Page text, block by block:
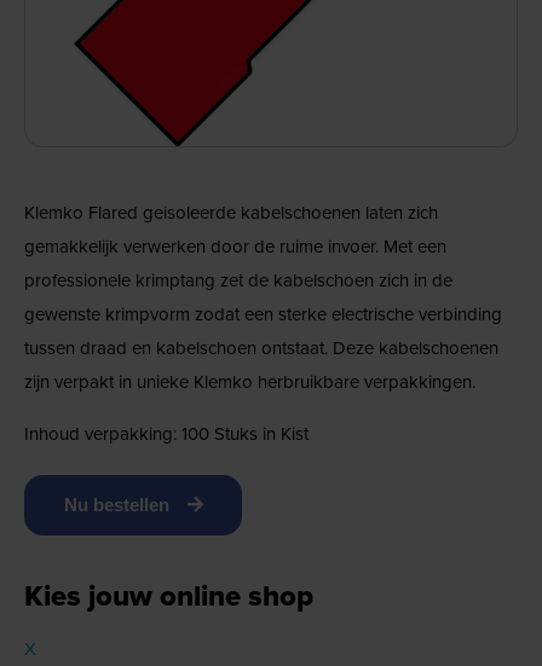
Klemko Flared geisoleerde kabelschoenen laten zich
gemakkelijk verwerken door de ruime invoer. Met een
professionele krimptang zet de kabelschoen zich in de
gewenste krimpvorm zodat een sterke electrische verbinding
tussen draad en kabelschoen ontstaat. Deze kabelschoenen
zijn verpakt in unieke Klemko herbruikbare verpakkingen.
Inhoud verpakking: 100 Stuks in Kist
Nu bestellen
Kies jouw online shop
X